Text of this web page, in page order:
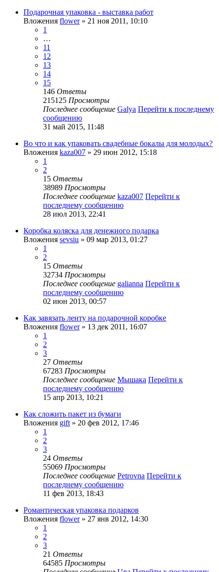
Подарочная упаковка - выставка работ
Вложения flower» 21 ноя 2011, 10:10
1
…
11
12
13
14
15
146 Ответы
215125 Просмотры
Последнее сообщение Galya Перейти к последнему
сообщению
31 май 2015, 11:48
Во что и как упаковать свадебные бокалы для молодых?
Вложения kaza007 » 29 июн 2012, 15:18
1
2
15 Ответы
38989 Просмотры
Последнее сообщение kaza007 Перейти к
последнему сообщению
28 июл 2013, 22:41
Коробка коляска для денежного подарка
Вложения sevsiu » 09 мар 2013, 01:27
1
2
15 Ответы
32734 Просмотры
Последнее сообщение galianna Перейти к
последнему сообщению
02 июн 2013, 00:57
Как завязать ленту на подарочной коробке
Вложения flower» 13 дек 2011, 16:07
1
2
3
27 Ответы
67283 Просмотры
Последнее сообщение Мышака Перейти к
последнему сообщению
15 апр 2013, 10:21
Как сложить пакет из бумаги
Вложения gift » 20 фев 2012, 17:46
1
2
3
24 Ответы
55069 Просмотры
Последнее сообщение Petrovna Перейти к
последнему сообщению
11 фев 2013, 18:43
Романтическая упаковка подарков
Вложения flower» 27 янв 2012, 14:30
1
2
3
21 Ответы
64585 Просмотры